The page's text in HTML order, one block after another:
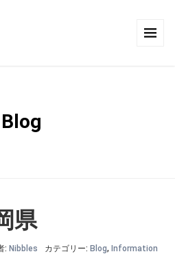
Blog
県
: Nibbles カテゴリー: Blog, Information